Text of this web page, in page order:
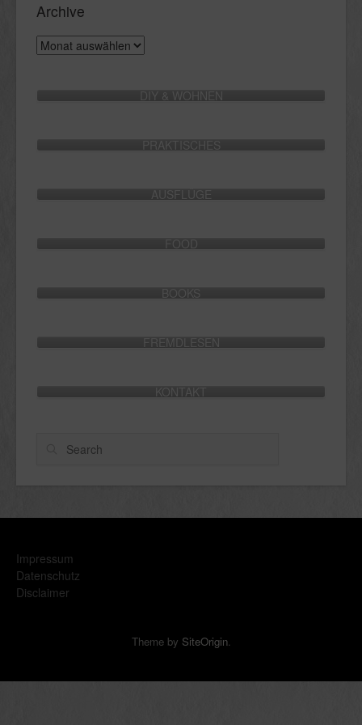
Archive
Archive
DIY & WOHNEN
PRAKTISCHES
AUSFLÜGE
FOOD
BOOKS
FREMDLESEN
KONTAKT
Search
Impressum
Datenschutz
Disclaimer
Theme by SiteOrigin.